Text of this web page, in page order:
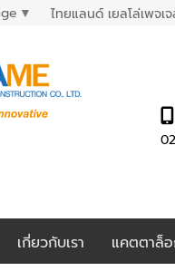
▼ ไทยแลนด์ เยลโล่เพจเ
เกี่ยวกับเรา แคตตาล็